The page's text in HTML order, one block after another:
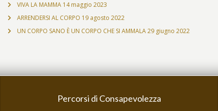
VIVA LA MAMMA 14 maggio 2023
ARRENDERSI AL CORPO 19 agosto 2022
UN CORPO SANO È UN CORPO CHE SI AMMALA29 giugno 2022
Percorsi di Consapevolezza